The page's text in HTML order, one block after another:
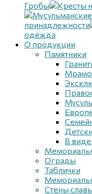
Гробы
принадлежности
одежда
О продукции
Памятники
В
Ограды
Таблички
Стены